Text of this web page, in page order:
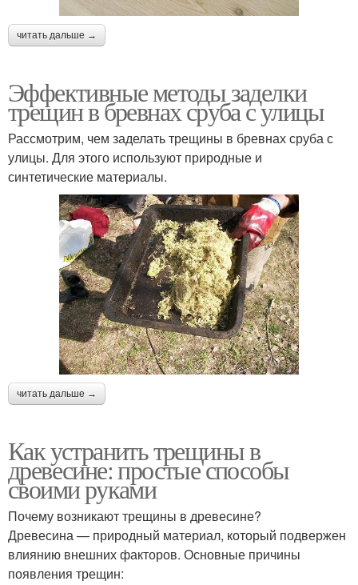
читать дальше →
Эффективные методы заделки
трещин в бревнах сруба с улицы
Рассмотрим, чем заделать трещины в бревнах сруба с
улицы. Для этого используют природные и
синтетические материалы.
читать дальше →
Как устранить трещины в
древесине: простые способы
своими руками
Почему возникают трещины в древесине?
Древесина — природный материал, который подвержен
влиянию внешних факторов. Основные причины
появления трещин: